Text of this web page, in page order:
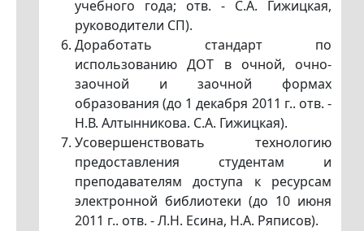
учебного года; отв. - С.А. Гижицкая,
руководители СП).
Доработать стандарт по
использованию ДОТ в очной, очно-
заочной и заочной формах
образования (до 1 декабря 2011 г.. отв. -
Н.В. Алтынникова. С.А. Гижицкая).
Усовершенствовать технологию
предоставления студентам и
преподавателям доступа к ресурсам
электронной библиотеки (до 10 июня
2011 г.. отв. - Л.Н. Есина, Н.А. Ряписов).